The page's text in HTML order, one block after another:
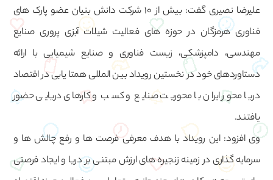
علیرضا نصیری گفت: بیش از 10 شرکت دانش بنیان عضو پارک های
فناوری هرمزگان در حوزه های فعالیت شیلات آبزی پروری صنایع
مهندسی، دامپزشکی، زیست فناوری و صنایع شیمیایی با ارائه
دستاوردهای خود در نخستین رویداد بین المللی همتا یابی در اقتصاد
دریا محور ایران با محوریت صنایع و کسب و کارهای دریایی حضور
یافتند.
وی افزود: این رویداد با هدف معرفی فرصت ها و رفع چالش ها و
سرمایه گذاری در زمینه زنجیره های ارزش مبتنی بر دریا و ایجاد فرصتی